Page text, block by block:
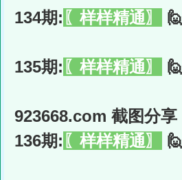
134期: 〖样样精通〗 🙋
135期: 〖样样精通〗 🙋
923668.com 截图分享
136期: 〖样样精通〗 🙋